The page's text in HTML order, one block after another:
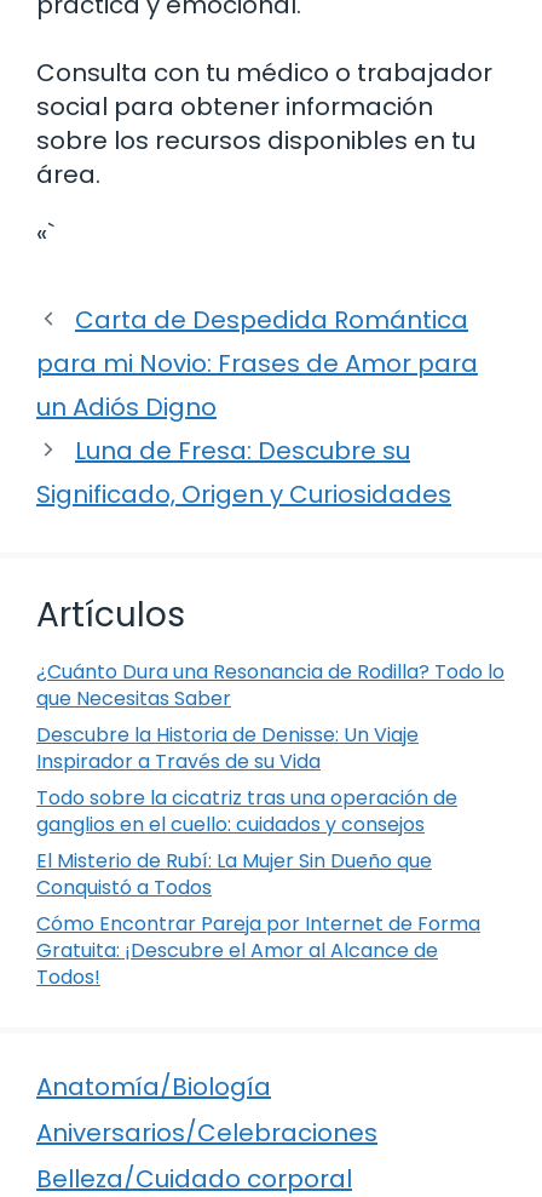
Consulta con tu médico o trabajador
social para obtener información
sobre los recursos disponibles en tu
área.
«`
Carta de Despedida Romántica
para mi Novio: Frases de Amor para
un Adiós Digno
Luna de Fresa: Descubre su
Significado, Origen y Curiosidades
Artículos
¿Cuánto Dura una Resonancia de Rodilla? Todo lo
que Necesitas Saber
Descubre la Historia de Denisse: Un Viaje
Inspirador a Través de su Vida
Todo sobre la cicatriz tras una operación de
ganglios en el cuello: cuidados y consejos
El Misterio de Rubí: La Mujer Sin Dueño que
Conquistó a Todos
Cómo Encontrar Pareja por Internet de Forma
Gratuita: ¡Descubre el Amor al Alcance de
Todos!
Anatomía/Biología
Aniversarios/Celebraciones
Belleza/Cuidado corporal